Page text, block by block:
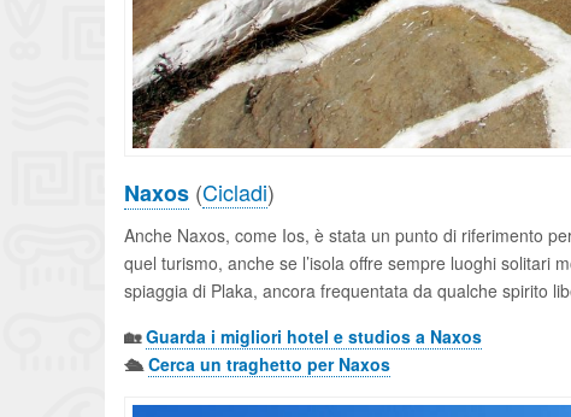
Naxos (Cicladi)
Anche Naxos, come Ios, è stata un punto di riferimento
quel turismo, anche se l’isola offre sempre luoghi solitari
spiaggia di Plaka, ancora frequentata da qualche spirito
🏡Guarda i migliori hotel e studios a Naxos
🛳️ Cerca un traghetto per Naxos